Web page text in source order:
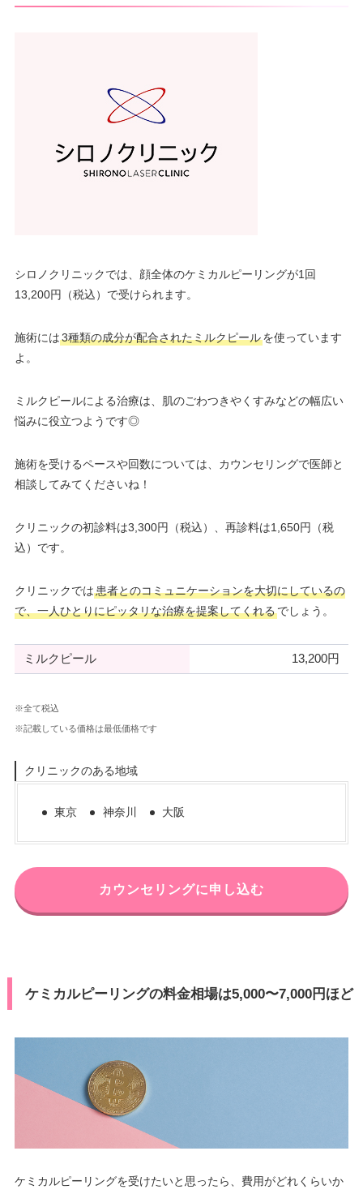
シロノクリニックでは、顔全体のケミカルピーリングが1回
13,200円（税込）で受けられます。
施術には3種類の成分が配合されたミルクピールを使っています
よ。
ミルクピールによる治療は、肌のごわつきやくすみなどの幅広い
悩みに役立つようです◎
施術を受けるペースや回数については、カウンセリングで医師と
相談してみてくださいね！
クリニックの初診料は3,300円（税込）、再診料は1,650円（税
込）です。
クリニックでは患者とのコミュニケーションを大切にしているの
で、一人ひとりにピッタリな治療を提案してくれるでしょう。
ミルクピール 13,200円
※全て税込
※記載している価格は最低価格です
クリニックのある地域
東京 神奈川 大阪
カウンセリングに申し込む
ケミカルピーリングの料金相場は5,000〜7,000円ほど
ケミカルピーリングを受けたいと思ったら、費用がどれくらいか